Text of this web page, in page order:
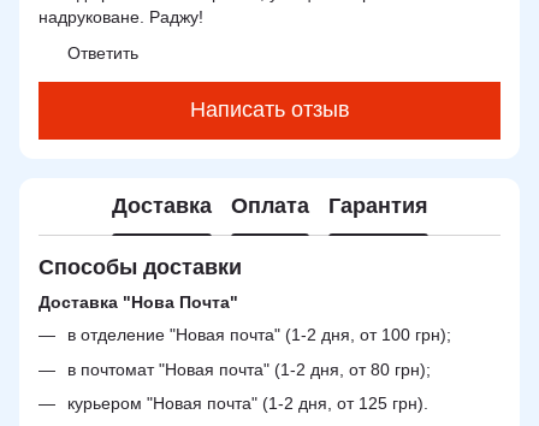
надруковане. Раджу!
Ответить
Написать отзыв
Доставка Оплата Гарантия
Способы доставки
Доставка "Нова Почта"
в отделение "Новая почта" (1-2 дня, от 100 грн);
в почтомат "Новая почта" (1-2 дня, от 80 грн);
курьером "Новая почта" (1-2 дня, от 125 грн).